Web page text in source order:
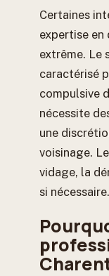
Certaines
expertise
extrême. Le
caractérisé
compulsive
nécessite
une
voisinage.
vidage, la
si nécessaire.